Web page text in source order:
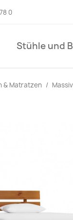
0
Stühle und
& Matratzen